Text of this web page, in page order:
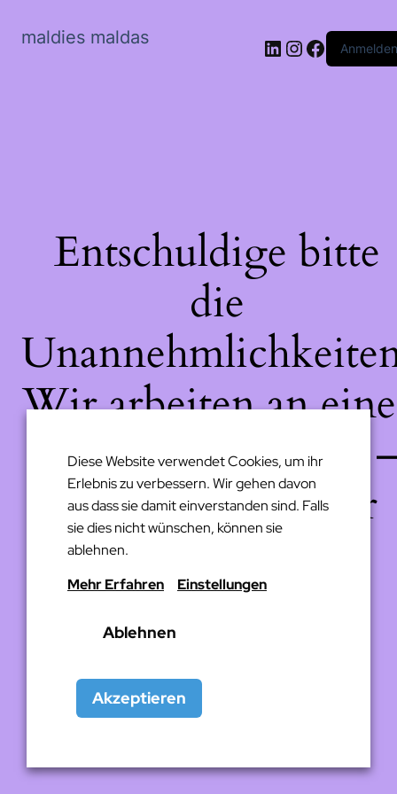
maldies maldas LinkedIn
Instagram
Anmelden
Entschuldige bitte
die
Wir arbeiten an
großartigen Sache
schau bald wieder
Diese Website verwendet Cookies, um ihr
Erlebnis zu verbessern. Wir gehen davon
aus dass sie damit einverstanden sind. Falls
sie dies nicht wünschen, können sie
ablehnen.
Mehr Erfahren
Einstellungen
Ablehnen
Akzeptieren